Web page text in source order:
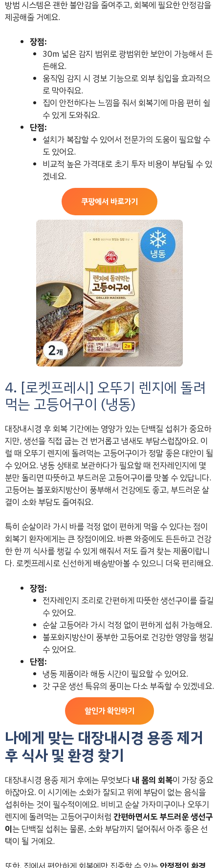
방범 시스템은 괜한 불안감을 줄여주고, 회복에 필요한 안정감을
제공해줄 거예요.
장점:
30m 넓은 감지 범위로 광범위한 보안이 가능해서 든
든해요.
움직임 감지 시 경보 기능으로 외부 침입을 효과적으
로 막아줘요.
집이 안전하다는 느낌을 줘서 회복기에 마음 편히 쉴
수 있게 도와줘요.
단점:
설치가 복잡할 수 있어서 전문가의 도움이 필요할 수
도 있어요.
비교적 높은 가격대로 초기 투자 비용이 부담될 수 있
겠네요.
쿠팡에서 바로가기
4. [로켓프레시] 오뚜기 렌지에 돌려
먹는 고등어구이 (냉동)
대장내시경 후 회복 기간에는 영양가 있는 단백질 섭취가 중요하
지만, 생선을 직접 굽는 건 번거롭고 냄새도 부담스럽잖아요. 이
럴 때 오뚜기 렌지에 돌려먹는 고등어구이가 정말 좋은 대안이 될
수 있어요. 냉동 상태로 보관하다가 필요할 때 전자레인지에 몇
분만 돌리면 따뜻하고 부드러운 고등어구이를 맛볼 수 있답니다.
고등어는 불포화지방산이 풍부해서 건강에도 좋고, 부드러운 살
결이 소화 부담도 줄여줘요.
특히 순살이라 가시 바를 걱정 없이 편하게 먹을 수 있다는 점이
회복기 환자에게는 큰 장점이에요. 바쁜 와중에도 든든하고 건강
한 한 끼 식사를 챙길 수 있게 해줘서 저도 즐겨 찾는 제품이랍니
다. 로켓프레시로 신선하게 배송받아볼 수 있으니 더욱 편리해요.
장점:
전자레인지 조리로 간편하게 따뜻한 생선구이를 즐길
수 있어요.
순살 고등어라 가시 걱정 없이 편하게 섭취 가능해요.
불포화지방산이 풍부한 고등어로 건강한 영양을 챙길
수 있어요.
단점:
냉동 제품이라 해동 시간이 필요할 수 있어요.
갓 구운 생선 특유의 풍미는 다소 부족할 수 있겠네요.
할인가 확인하기
나에게 맞는 대장내시경 용종 제거
후 식사 및 환경 찾기
대장내시경 용종 제거 후에는 무엇보다 내 몸의 회복이 가장 중요
하잖아요. 이 시기에는 소화가 잘되고 위에 부담이 없는 음식을
섭취하는 것이 필수적이에요. 비비고 순살 가자미구이나 오뚜기
렌지에 돌려먹는 고등어구이처럼 간편하면서도 부드러운 생선구
이는 단백질 섭취는 물론, 소화 부담까지 덜어줘서 아주 좋은 선
택이 될 거예요.